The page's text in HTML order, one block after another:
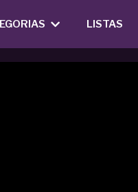
LISTAS